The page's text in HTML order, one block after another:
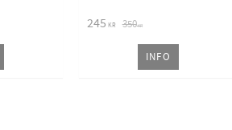
Jorat Cosmetics Lashlift System
245 KR 350KR
INFO